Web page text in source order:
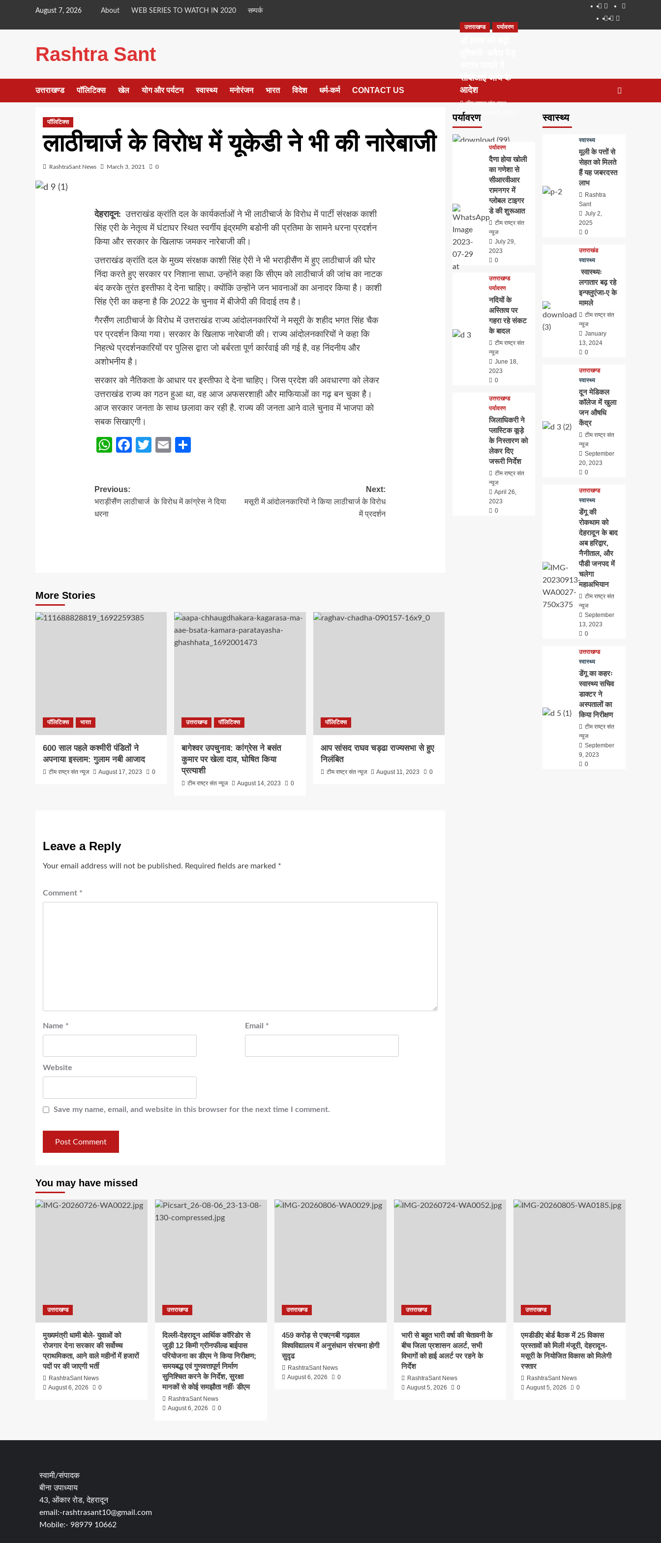
content
August 7, 2026 About WEB SERIES TO WATCH IN 2020 सम्पर्क
About
WEB
SERIES
Dehradun
Smart
Life
in
Places
to
सम्पर्क
Rashtra Sant
उत्तराखण्ड पॉलिटिक्स खेल योग और पर्यटन स्वास्थ्य मनोरंजन भारत विदेश धर्म-कर्म CONTACT US
पॉलिटिक्स
लाठीचार्ज के विरोध में यूकेडी ने भी की नारेबाजी
RashtraSant News March 3, 2021 0
देहरादून: उत्तराखंड क्रांति दल के कार्यकर्ताओं ने भी लाठीचार्ज के विरोध में पार्टी संरक्षक काशी
सिंह एरी के नेतृत्व में घंटाघर स्थित स्वर्गीय इंद्रमणि बडोनी की प्रतिमा के सामने धरना प्रदर्शन
किया और सरकार के खिलाफ जमकर नारेबाजी की।
उत्तराखंड क्रांति दल के मुख्य संरक्षक काशी सिंह ऐरी ने भी भराड़ीसैंण में हुए लाठीचार्ज की घोर
निंदा करते हुए सरकार पर निशाना साधा. उन्होंने कहा कि सीएम को लाठीचार्ज की जांच का नाटक
बंद करके तुरंत इस्तीफा दे देना चाहिए। क्योंकि उन्होंने जन भावनाओं का अनादर किया है। काशी
सिंह ऐरी का कहना है कि 2022 के चुनाव में बीजेपी की विदाई तय है।
गैरसैंण लाठीचार्ज के विरोध में उत्तराखंड राज्य आंदोलनकारियों ने मसूरी के शहीद भगत सिंह चैक
पर प्रदर्शन किया गया। सरकार के खिलाफ नारेबाजी की। राज्य आंदोलनकारियों ने कहा कि
निहत्थे प्रदर्शनकारियों पर पुलिस द्वारा जो बर्बरता पूर्ण कार्रवाई की गई है, वह निंदनीय और
अशोभनीय है।
सरकार को नैतिकता के आधार पर इस्तीफा दे देना चाहिए। जिस प्रदेश की अवधारणा को लेकर
उत्तराखंड राज्य का गठन हुआ था, वह आज अफसरशाही और माफियाओं का गढ़ बन चुका है।
आज सरकार जनता के साथ छलावा कर रही है. राज्य की जनता आने वाले चुनाव में भाजपा को
सबक सिखाएगी।
WhatsApp
Facebook
Twitter
Email
Post
navigation
Previous:
भराड़ीसैंण लाठीचार्ज के विरोध में कांग्रेस ने दिया
धरना
Next:
मसूरी में आंदोलनकारियों ने किया लाठीचार्ज के विरोध
में प्रदर्शन
More Stories
पॉलिटिक्स भारत
600 साल पहले कश्मीरी पंडितों ने
अपनाया इस्लाम: गुलाम नबी आजाद
टीम राष्ट्र संत न्यूज August 17, 2023 0
उत्तराखण्ड पॉलिटिक्स
बागेश्वर उपचुनाव: कांग्रेस ने बसंत
कुमार पर खेला दाव, घोषित किया
प्रत्याशी
टीम राष्ट्र संत न्यूज August 14, 2023 0
पॉलिटिक्स
आप सांसद राघव चड्ढा राज्यसभा से हुए
निलंबित
टीम राष्ट्र संत न्यूज August 11, 2023 0
Leave a Reply
Your email address will not be published. Required fields are marked *
Comment *
Name * Email *
Website
Save my name, email, and website in this browser for the next time I comment.
पर्यावरण
उत्तराखण्ड पर्यावरण
सीबीआई जांच के
आदेश
टीम राष्ट्र संत न्यूज
September 6, 2023
0
पर्यावरण
दैणा होया खोली
का गणेशा से
सीआरवीआर
रामनगर में
ग्लोबल टाइगर
डे की शुरूआत
टीम राष्ट्र संत
न्यूज
July 29,
2023
0
उत्तराखण्ड
पर्यावरण
नदियों के
अस्तित्व पर
गहरा रहे संकट
के बादल
टीम राष्ट्र संत
न्यूज
June 18,
2023
0
उत्तराखण्ड
पर्यावरण
जिलाधिकरी ने
प्लास्टिक कूड़े
के निस्तारण को
लेकर दिए
जरूरी निर्देश
टीम राष्ट्र संत
न्यूज
April 26,
2023
0
स्वास्थ्य
स्वास्थ्य
मूली के पत्तों से
सेहत को मिलते
हैं यह जबरदस्त
लाभ
Rashtra
Sant
July 2,
2025
0
उत्तराखंड
स्वास्थ्य
स्वास्थ्यः
लगातार बढ़ रहे
इन्फ्लुएंजा-ए के
मामले
टीम राष्ट्र संत
न्यूज
January
13, 2024
0
उत्तराखण्ड
स्वास्थ्य
दून मेडिकल
कॉलेज में खुला
जन औषधि
केंद्र
टीम राष्ट्र संत
न्यूज
September
20, 2023
0
उत्तराखण्ड
स्वास्थ्य
डेंगू की
रोकथाम को
देहरादून के बाद
अब हरिद्वार,
नैनीताल, और
पौडी जनपद में
चलेगा
महाअभियान
टीम राष्ट्र संत
न्यूज
September
13, 2023
0
उत्तराखण्ड
स्वास्थ्य
डेंगू का कहरः
स्वास्थ्य सचिव
डाक्टर ने
अस्पतालों का
किया निरीक्षण
टीम राष्ट्र संत
न्यूज
September
9, 2023
0
You may have missed
उत्तराखण्ड
मुख्यमंत्री धामी बोले- युवाओं को
रोजगार देना सरकार की सर्वोच्च
प्राथमिकता, आने वाले महीनों में हजारों
पदों पर की जाएगी भर्ती
RashtraSant News
August 6, 2026
0
उत्तराखण्ड
दिल्ली-देहरादून आर्थिक कॉरिडोर से
जुड़ी 12 किमी ग्रीनफील्ड बाईपास
परियोजना का डीएम ने किया निरीक्षण;
समयबद्ध एवं गुणवत्तापूर्ण निर्माण
सुनिश्चित करने के निर्देश, सुरक्षा
मानकों से कोई समझौता नहींः डीएम
RashtraSant News
August 6, 2026
0
उत्तराखण्ड
459 करोड़ से एचएनबी गढ़वाल
विश्वविद्यालय में अनुसंधान संरचना होगी
सुदृढ
RashtraSant News
August 6, 2026
0
उत्तराखण्ड
भारी से बहुत भारी वर्षा की चेतावनी के
बीच जिला प्रशासन अलर्ट, सभी
विभागों को हाई अलर्ट पर रहने के
निर्देश
RashtraSant News
August 5, 2026
0
उत्तराखण्ड
एमडीडीए बोर्ड बैठक में 25 विकास
प्रस्तावों को मिली मंजूरी, देहरादून-
मसूरी के नियोजित विकास को मिलेगी
रफ्तार
RashtraSant News
August 5, 2026
0
स्वामी/संपादक
बीना उपाध्याय
43, ओंकार रोड, देहरादून
email:-rashtrasant10@gmail.com
Mobile:- 98979 10662